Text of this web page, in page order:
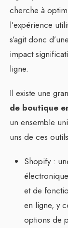
cherche à
l’expérience
s’agit donc
impact
ligne.
Il existe une
de boutique
un ensemble
uns de ces
Shopify :
et de
en ligne, y
options de